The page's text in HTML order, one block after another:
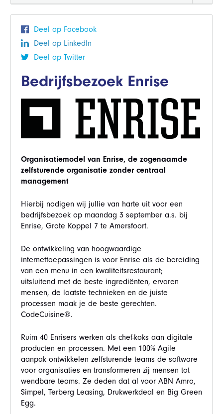
Deel op Facebook
Deel op LinkedIn
Deel op Twitter
Bedrijfsbezoek Enrise
Organisatiemodel van Enrise, de zogenaamde
zelfsturende organisatie zonder centraal
management
Hierbij nodigen wij jullie van harte uit voor een
bedrijfsbezoek op maandag 3 september a.s. bij
Enrise, Grote Koppel 7 te Amersfoort.
De ontwikkeling van hoogwaardige
internettoepassingen is voor Enrise als de bereiding
van een menu in een kwaliteitsrestaurant;
uitsluitend met de beste ingrediënten, ervaren
mensen, de laatste technieken en de juiste
processen maak je de beste gerechten.
CodeCuisine®.
Ruim 40 Enrisers werken als chef-koks aan digitale
producten en processen. Met een 100% Agile
aanpak ontwikkelen zelfsturende teams de software
voor organisaties en transformeren zij mensen tot
wendbare teams. Ze deden dat al voor ABN Amro,
Simpel, Terberg Leasing, Drukwerkdeal en Big Green
Egg.